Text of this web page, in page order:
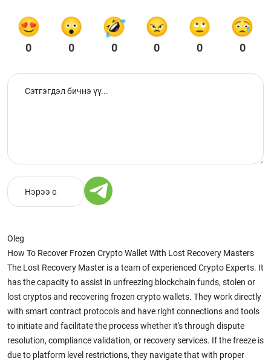
0 0 0 0 0 0
Oleg
How To Recover Frozen Crypto Wallet With Lost Recovery Masters
The Lost Recovery Master is a team of experienced Crypto Experts. It
has the capacity to assist in unfreezing blockchain funds, stolen or
lost cryptos and recovering frozen crypto wallets. They work directly
with smart contract protocols and have right connections and tools
to initiate and facilitate the process whether it's through dispute
resolution, compliance validation, or recovery services. If the freeze is
due to platform level restrictions, they navigate that with proper